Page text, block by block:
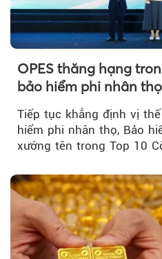
OPES thăng hạng
bảo hiểm phi nhân
2026
Tiếp tục khẳng định vị
hiểm phi nhân thọ, Bảo
xướng tên trong Top 10